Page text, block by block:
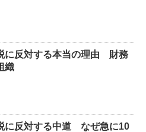
に反対する本当の理由 財務
織
に反対する中道 なぜ急に10